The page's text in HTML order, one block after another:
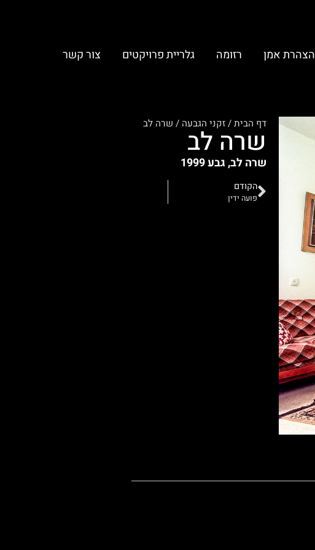
הצהרת אמן רזומה גלריית פרויקטים צור קשר
דף הבית/זקני הגבעה / שרה לב
שרה לב
שרה לב, גבע 1999
הקודם
פועה ידין